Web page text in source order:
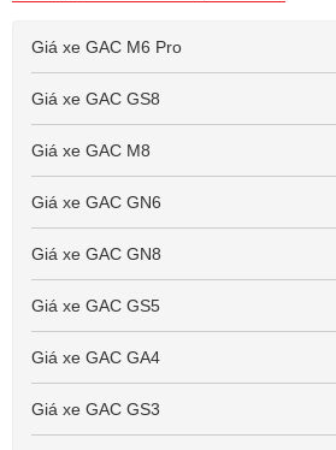
Giá xe GAC M6 Pro
Giá xe GAC GS8
Giá xe GAC M8
Giá xe GAC GN6
Giá xe GAC GN8
Giá xe GAC GS5
Giá xe GAC GA4
Giá xe GAC GS3